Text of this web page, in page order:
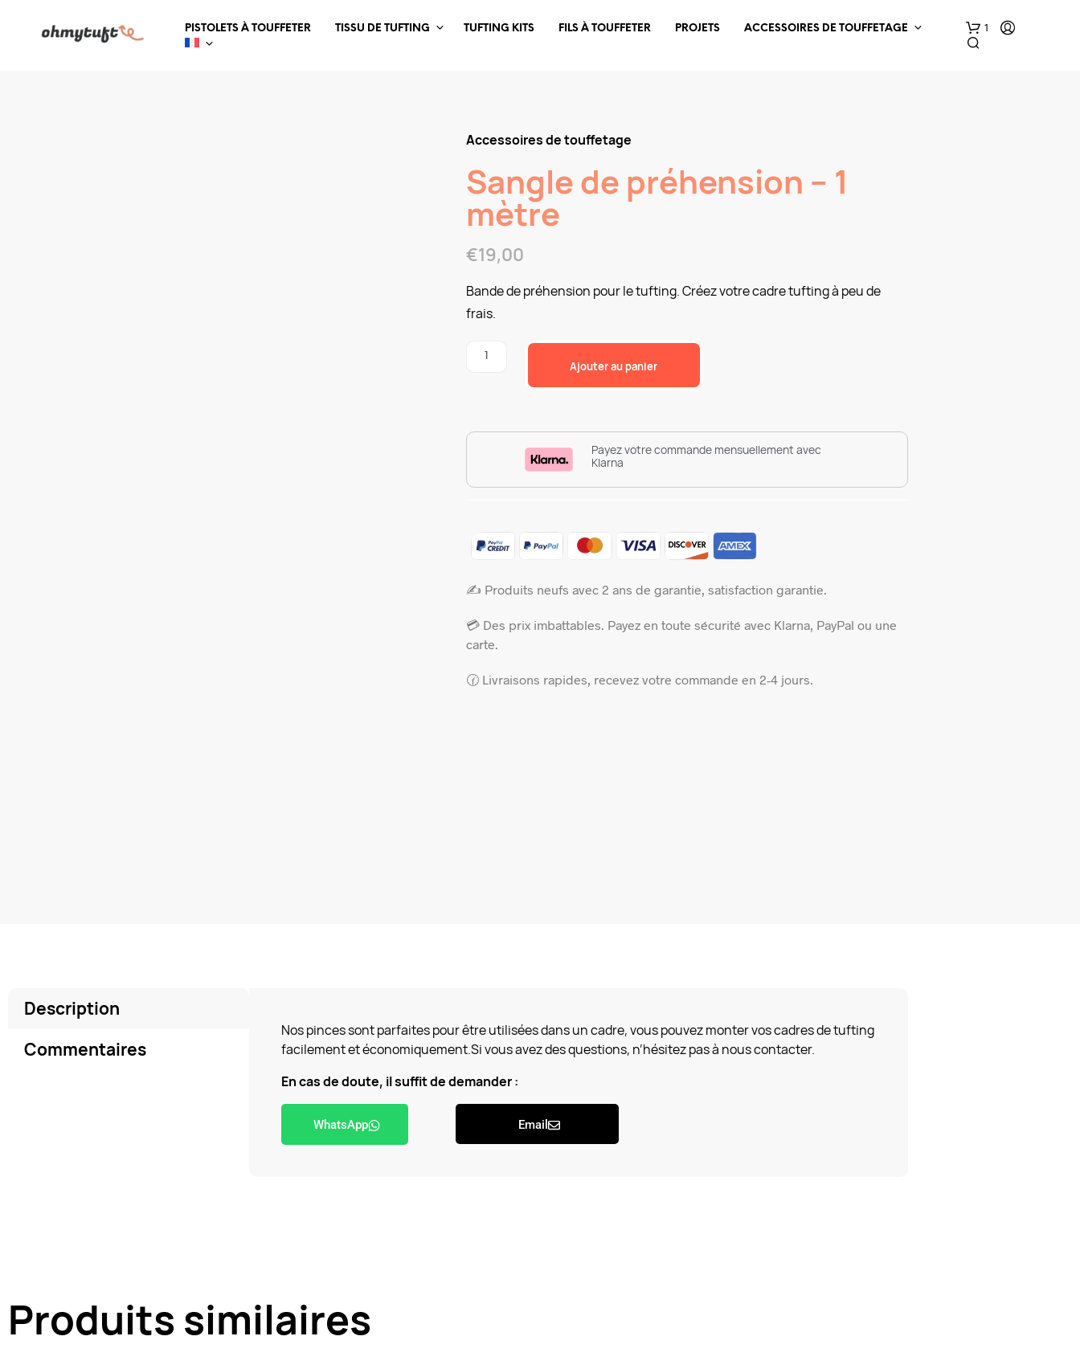
PISTOLETS À TOUFFETER TISSU DE TUFTING TUFTING KITS FILS À TOUFFETER PROJETS ACCESSOIRES DE TOUFFETAGE 1
Accessoires de touffetage
Sangle de préhension – 1
mètre
€19,00
Bande de préhension pour le tufting. Créez votre cadre tufting à peu de
frais.
Ajouter au panier
Payez votre commande mensuellement avec
Klarna
✍️ Produits neufs avec 2 ans de garantie, satisfaction garantie.
💳 Des prix imbattables. Payez en toute sécurité avec Klarna, PayPal ou une
carte.
🕜 Livraisons rapides, recevez votre commande en 2-4 jours.
Description
Commentaires
Nos pinces sont parfaites pour être utilisées dans un cadre, vous pouvez monter vos cadres de tufting
facilement et économiquement.Si vous avez des questions, n’hésitez pas à nous contacter.
En cas de doute, il suffit de demander :
WhatsApp Email
Produits similaires